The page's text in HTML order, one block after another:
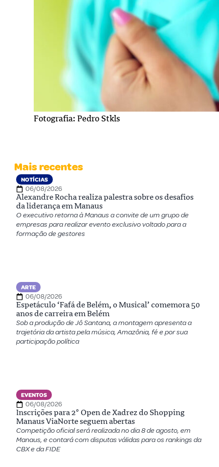
Fotografia: Pedro Stkls
Mais recentes
NOTÍCIAS
06/08/2026
Alexandre Rocha realiza palestra sobre os desafios
da liderança em Manaus
O executivo retorna à Manaus a convite de um grupo de
empresas para realizar evento exclusivo voltado para a
formação de gestores
ARTE
06/08/2026
Espetáculo ‘Fafá de Belém, o Musical’ comemora 50
anos de carreira em Belém
Sob a produção de Jô Santana, a montagem apresenta a
trajetória da artista pela música, Amazônia, fé e por sua
participação política
EVENTOS
06/08/2026
Inscrições para 2º Open de Xadrez do Shopping
Manaus ViaNorte seguem abertas
Competição oficial será realizada no dia 8 de agosto, em
Manaus, e contará com disputas válidas para os rankings da
CBX e da FIDE